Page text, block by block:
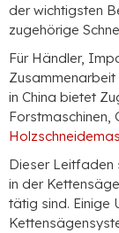
der wichtigsten
zugehörige
Für Händler,
in China bietet
Forstmaschinen,
Dieser Leitfaden
in der
tätig sind. Einige